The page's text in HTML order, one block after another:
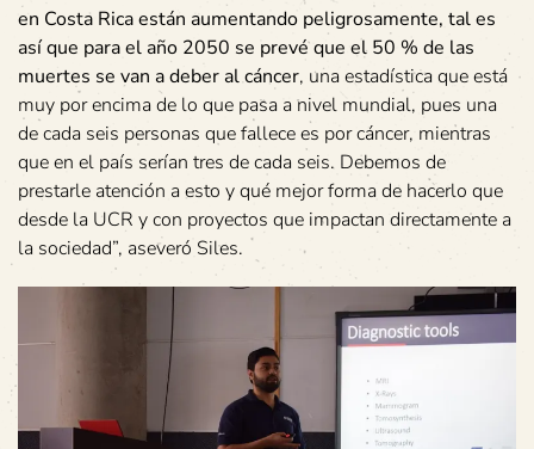
en Costa Rica están aumentando peligrosamente, tal es
así que para el año 2050 se prevé que el 50 % de las
muertes se van a deber al cáncer, una estadística que está
muy por encima de lo que pasa a nivel mundial, pues una
de cada seis personas que fallece es por cáncer, mientras
que en el país serían tres de cada seis. Debemos de
prestarle atención a esto y qué mejor forma de hacerlo que
desde la UCR y con proyectos que impactan directamente a
la sociedad”, aseveró Siles.